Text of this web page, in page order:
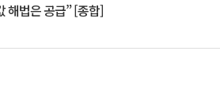
해법은 공급” [종합]